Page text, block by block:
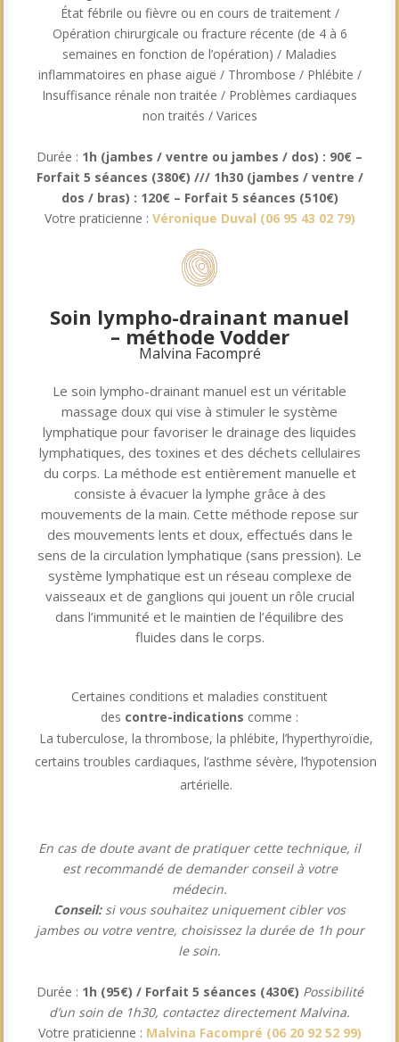
État fébrile ou fièvre ou en cours de traitement /
Opération chirurgicale ou fracture récente (de 4 à 6
semaines en fonction de l’opération) / Maladies
inflammatoires en phase aiguë / Thrombose / Phlébite /
Insuffisance rénale non traitée / Problèmes cardiaques
non traités / Varices
Durée : 1h (jambes / ventre ou jambes / dos) : 90€ –
Forfait 5 séances (380€) /// 1h30 (jambes / ventre /
dos / bras) : 120€ – Forfait 5 séances (510€)
Votre praticienne : Véronique Duval (06 95 43 02 79)
Soin lympho-drainant manuel
– méthode Vodder
Malvina Facompré
L e soin lympho-drainant manuel est un véritable
massage doux qui vise à stimuler le système
lymphatique pour favoriser le drainage des liquides
lymphatiques, des toxines et des déchets cellulaires
du corps. La méthode est entièrement manuelle et
consiste à évacuer la lymphe grâce à des
mouvements de la main. Cette méthode repose sur
des mouvements lents et doux, effectués dans le
sens de la circulation lymphatique (sans pression). Le
système lymphatique est un réseau complexe de
vaisseaux et de ganglions qui jouent un rôle crucial
dans l’immunité et le maintien de l’équilibre des
fluides dans le corps.
Certaines conditions et maladies constituent
des contre-indications comme :
La tuberculose, la thrombose, la phlébite, l’hyperthyroïdie,
certains troubles cardiaques, l’asthme sévère, l’hypotension
artérielle.
En cas de doute avant de pratiquer cette technique, il
est recommandé de demander conseil à votre
médecin.
Conseil: si vous souhaitez uniquement cibler vos
jambes ou votre ventre, choisissez la durée de 1h pour
le soin.
Durée : 1h (95€) / Forfait 5 séances (430€) Possibilité
d’un soin de 1h30, contactez directement Malvina.
Votre praticienne : Malvina Facompré (06 20 92 52 99)